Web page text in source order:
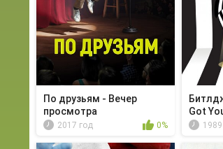
По друзьям - Вечер
просмотра
2017 год 0%
Got